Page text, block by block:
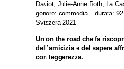
Daviot, Julie-Anne Roth, La
genere: commedia – durata:
Svizzera 2021
Un on the road che fa
dell’amicizia e del sapere
con leggerezza.